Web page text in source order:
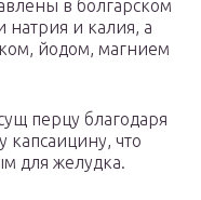
в болгарском
и калия, а
йодом, магнием
перцу благодаря
капсаицину, что
для желудка.